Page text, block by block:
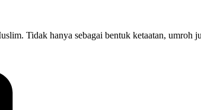
Tidak hanya sebagai bentuk ketaatan,